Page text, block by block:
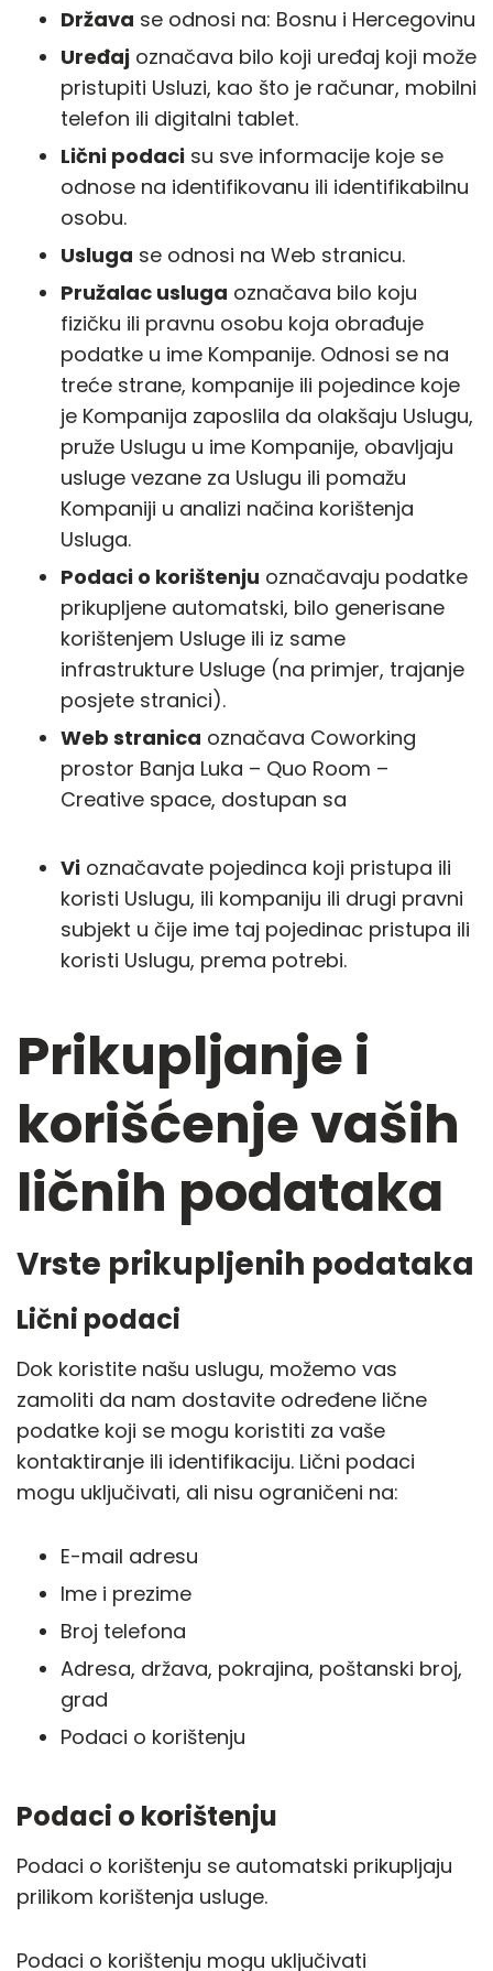
Država se odnosi na: Bosnu i Hercegovinu
Uređaj označava bilo koji uređaj koji može
pristupiti Usluzi, kao što je računar, mobilni
telefon ili digitalni tablet.
Lični podaci su sve informacije koje se
odnose na identifikovanu ili identifikabilnu
osobu.
Usluga se odnosi na Web stranicu.
Pružalac usluga označava bilo koju
fizičku ili pravnu osobu koja obrađuje
podatke u ime Kompanije. Odnosi se na
treće strane, kompanije ili pojedince koje
je Kompanija zaposlila da olakšaju Uslugu,
pruže Uslugu u ime Kompanije, obavljaju
usluge vezane za Uslugu ili pomažu
Kompaniji u analizi načina korištenja
Usluga.
Podaci o korištenju označavaju podatke
prikupljene automatski, bilo generisane
korištenjem Usluge ili iz same
infrastrukture Usluge (na primjer, trajanje
posjete stranici).
Web stranica označava Coworking
prostor Banja Luka – Quo Room –
Creative space, dostupan sa
Vi označavate pojedinca koji pristupa ili
koristi Uslugu, ili kompaniju ili drugi pravni
subjekt u čije ime taj pojedinac pristupa ili
koristi Uslugu, prema potrebi.
Prikupljanje i
korišćenje vaših
ličnih podataka
Vrste prikupljenih podataka
Lični podaci
Dok koristite našu uslugu, možemo vas
zamoliti da nam dostavite određene lične
podatke koji se mogu koristiti za vaše
kontaktiranje ili identifikaciju. Lični podaci
mogu uključivati, ali nisu ograničeni na:
E-mail adresu
Ime i prezime
Broj telefona
Adresa, država, pokrajina, poštanski broj,
grad
Podaci o korištenju
Podaci o korištenju
Podaci o korištenju se automatski prikupljaju
prilikom korištenja usluge.
Podaci o korištenju mogu uključivati